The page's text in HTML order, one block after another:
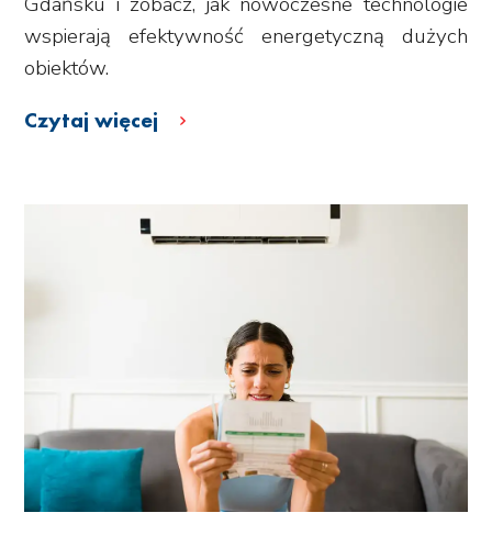
wspierają efektywność energetyczną dużych
obiektów.
Czytaj więcej